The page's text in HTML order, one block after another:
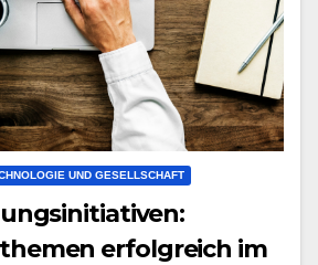
UND GESELLSCHAFT
erfolgreich im